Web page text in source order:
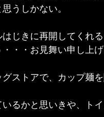
うしかない。
じきに再開してくれ
・・お見舞い申し上げ
ストアで、カップ麺を
るかと思いきや、ト